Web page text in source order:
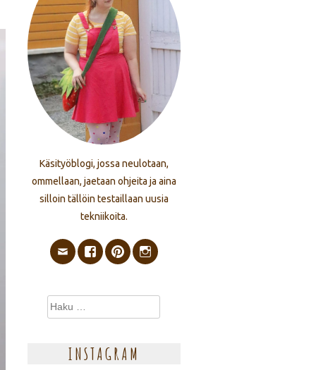
Käsityöblogi, jossa neulotaan,
ommellaan, jaetaan ohjeita ja aina
silloin tällöin testaillaan uusia
tekniikoita.
Haku:
INSTAGRAM